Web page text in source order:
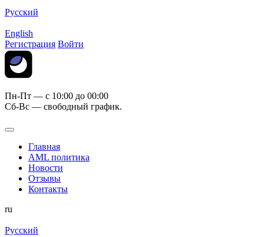
Русский
English
Регистрация Войти
Пн-Пт — c 10:00 до 00:00
Сб-Вс — свободный график.
Главная
AML политика
Новости
Отзывы
Контакты
ru
Русский